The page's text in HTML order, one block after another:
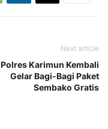
Next article
Polres Karimun Kembali
Gelar Bagi-Bagi Paket
Sembako Gratis